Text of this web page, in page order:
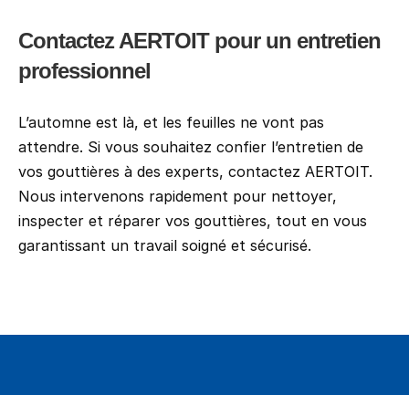
Contactez AERTOIT pour un entretien
professionnel
L’automne est là, et les feuilles ne vont pas
attendre. Si vous souhaitez confier l’entretien de
vos gouttières à des experts, contactez AERTOIT.
Nous intervenons rapidement pour nettoyer,
inspecter et réparer vos gouttières, tout en vous
garantissant un travail soigné et sécurisé.